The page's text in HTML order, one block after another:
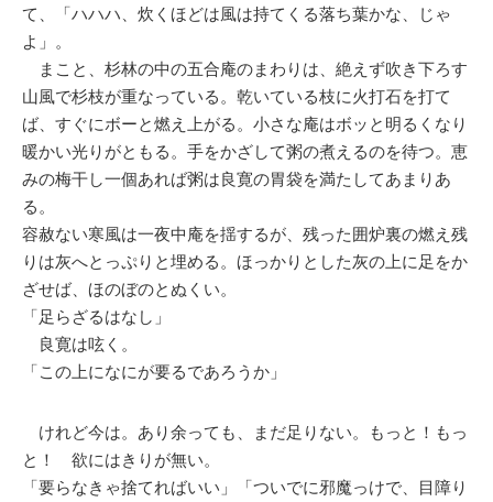
て、「ハハハ、炊くほどは風は持てくる落ち葉かな、じゃ
よ」。
まこと、杉林の中の五合庵のまわりは、絶えず吹き下ろす
山風で杉枝が重なっている。乾いている枝に火打石を打て
ば、すぐにボーと燃え上がる。小さな庵はボッと明るくなり
暖かい光りがともる。手をかざして粥の煮えるのを待つ。恵
みの梅干し一個あれば粥は良寛の胃袋を満たしてあまりあ
る。
容赦ない寒風は一夜中庵を揺するが、残った囲炉裏の燃え残
りは灰へとっぷりと埋める。ほっかりとした灰の上に足をか
ざせば、ほのぼのとぬくい。
「足らざるはなし」
良寛は呟く。
「この上になにが要るであろうか」
けれど今は。あり余っても、まだ足りない。もっと！もっ
と！ 欲にはきりが無い。
「要らなきゃ捨てればいい」「ついでに邪魔っけで、目障り